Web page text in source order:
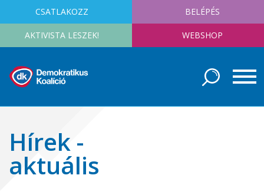
CSATLAKOZZ BELÉPÉS
AKTIVISTA LESZEK! WEBSHOP
Hírek -
aktuális